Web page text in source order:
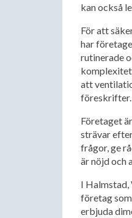
kan också
För att
har
rutinerade
att
föreskrifter.
Företaget
strävar
frågor, ge
är nöjd och
I
företag
erbjuda